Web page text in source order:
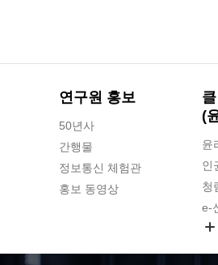
연구원 홍보
50년사
간행물
정보통신 체험관
홍보 동영상
(
윤
인
청
e-